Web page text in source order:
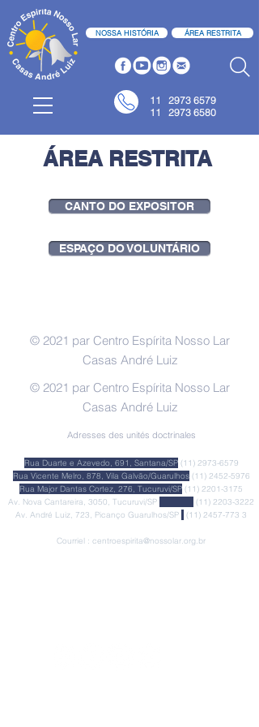
NOSSA HISTÓRIA ÁREA RESTRITA
11 2973 6579
11 2973 6580
ÁREA RESTRITA
CANTO DO EXPOSITOR
ESPAÇO DO VOLUNTÁRIO
© 2021 par Centro Espírita Nosso Lar
Casas André Luiz
© 2021 par Centro Espírita Nosso Lar
Casas André Luiz
Adresses des unités doctrinales
Rua Duarte e Azevedo, 691, Santana/SP (11) 2973-6579
Rua Vicente Melro, 878, Vila Galvão/Guarulhos (11) 2452-5976
Rua Major Dantas Cortez, 276, Tucuruvi/SP (11) 2201-3175
Av. Nova Cantareira, 3050, Tucuruvi/SP
(11) 2203-3222
Av. André Luiz, 723, Picanço Guarulhos/SP
(11) 2457-773 3
Courriel : centroespirita@nossolar.org.br